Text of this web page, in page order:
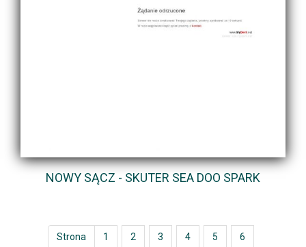
NOWY SĄCZ - SKUTER SEA DOO SPARK
Strona 1 2 3 4 5 6